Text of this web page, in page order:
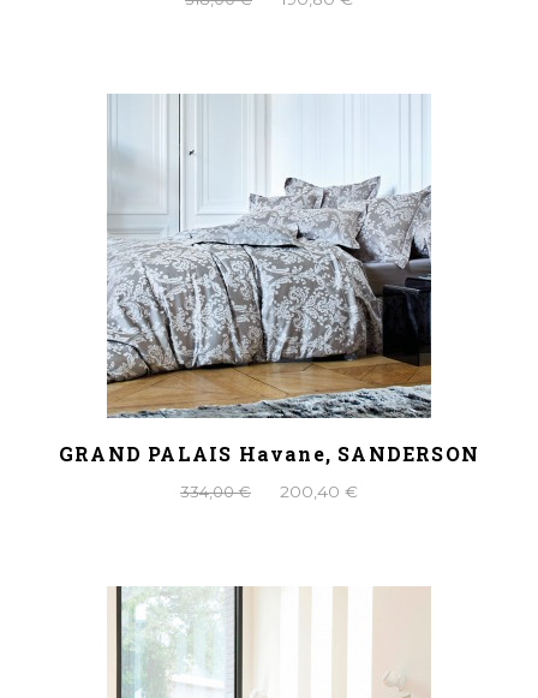
GRAND PALAIS Havane, SANDERSON
334,00 € 200,40 €